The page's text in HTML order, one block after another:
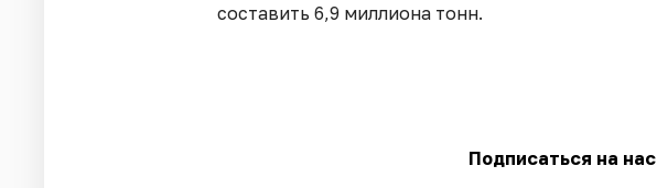
составить 6,9 миллиона тонн.
Подписаться на нас